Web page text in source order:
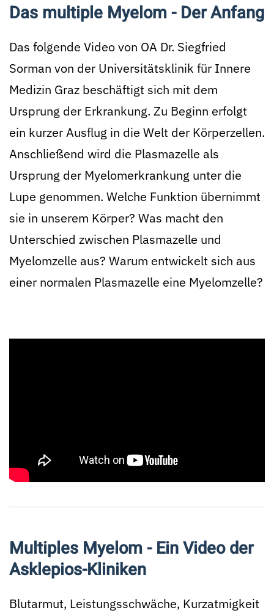
Das multiple Myelom - Der Anfang
Das folgende Video von OA Dr. Siegfried
Sorman von der Universitätsklinik für Innere
Medizin Graz beschäftigt sich mit dem
Ursprung der Erkrankung. Zu Beginn erfolgt
ein kurzer Ausflug in die Welt der Körperzellen.
Anschließend wird die Plasmazelle als
Ursprung der Myelomerkrankung unter die
Lupe genommen. Welche Funktion übernimmt
sie in unserem Körper? Was macht den
Unterschied zwischen Plasmazelle und
Myelomzelle aus? Warum entwickelt sich aus
einer normalen Plasmazelle eine Myelomzelle?
Multiples Myelom - Ein Video der
Asklepios-Kliniken
Blutarmut, Leistungsschwäche, Kurzatmigkeit